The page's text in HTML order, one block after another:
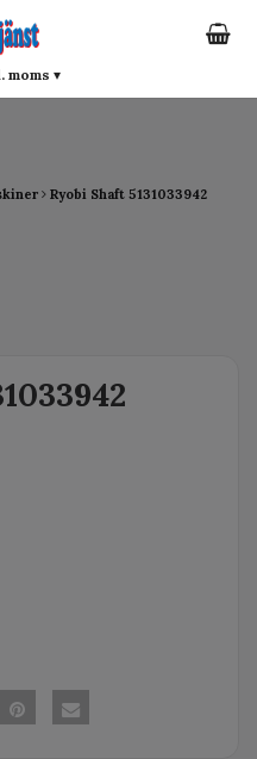
Ryobi Shaft 5131033942
moms ▾